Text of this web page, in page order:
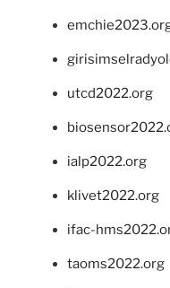
utcd2022.org
ialp2022.org
klivet2022.org
ifac-
taoms2022.org